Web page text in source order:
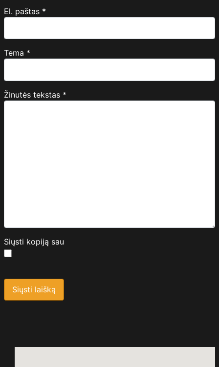
El. paštas *
Tema *
Žinutės tekstas *
Siųsti kopiją sau
Saugos kodas
Siųsti laišką